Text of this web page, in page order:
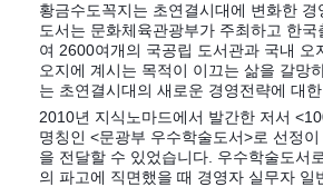
황금수도꼭지는 초연결시대에 변화한
도서는 문화체육관광부가 주최하고 한
여 2600여개의 국공립 도서관과 국내
오지에 계시는 목적이 이끄는 삶을 갈망
는 초연결시대의 새로운 경영전략에 대
2010년 지식노마드에서 발간한 저서
명칭인 <문광부 우수학술도서>로 선정
을 전달할 수 있었습니다. 우수학술도서
의 파고에 직면했을 때 경영자 실무자